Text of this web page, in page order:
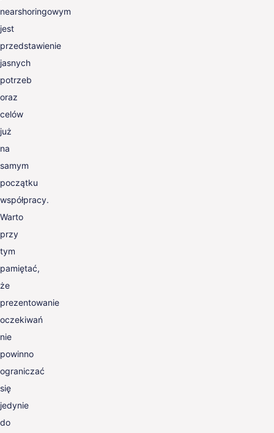
nearshoringowym
jest
przedstawienie
jasnych
potrzeb
oraz
celów
już
na
samym
początku
współpracy.
Warto
przy
tym
pamiętać,
że
prezentowanie
oczekiwań
nie
powinno
ograniczać
się
jedynie
do